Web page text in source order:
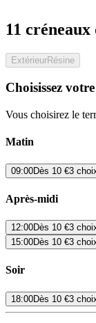
11
ExtérieurRésine
Choisissez
Vous choisirez le
Matin
09:00Dès 10 €3
Après-midi
12:00Dès 10 €3
15:00Dès 10 €3
Soir
18:00Dès 10 €3